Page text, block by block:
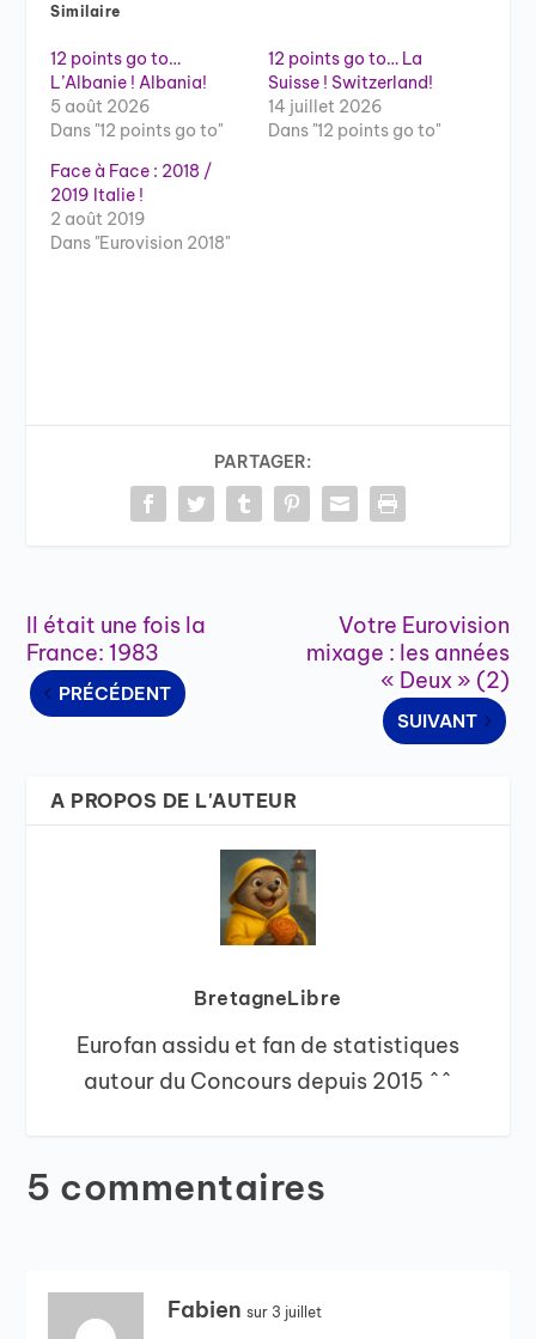
Similaire
12 points go to…
L’Albanie ! Albania!
5 août 2026
Dans "12 points go to"
12 points go to… La
Suisse ! Switzerland!
14 juillet 2026
Dans "12 points go to"
Face à Face : 2018 /
2019 Italie !
2 août 2019
Dans "Eurovision 2018"
PARTAGER:
Il était une fois la
France: 1983
PRÉCÉDENT
Votre Eurovision
mixage : les années
« Deux » (2)
SUIVANT
A PROPOS DE L'AUTEUR
BretagneLibre
Eurofan assidu et fan de statistiques
autour du Concours depuis 2015 ^^
5 commentaires
Fabien sur 3 juillet